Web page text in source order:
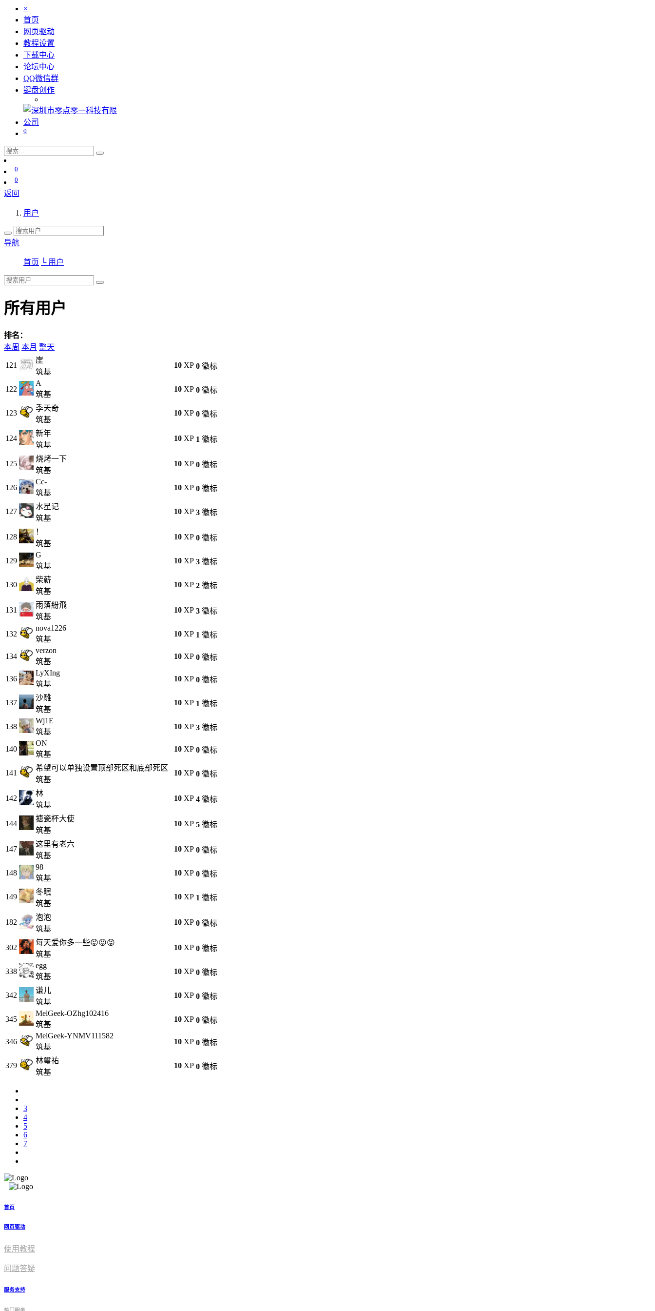
×
首页
网页驱动
教程设置
下载中心
论坛中心
QQ微信群
键盘创作
0
0
0
返回
用户
导航
首页 └ 用户
所有用户
排名：
本周 本月 整天
121
崖
筑基
10 XP 0 徽标
122
A
筑基
10 XP 0 徽标
123
季天奇
筑基
10 XP 0 徽标
124
新年
筑基
10 XP 1 徽标
125
烧烤一下
筑基
10 XP 0 徽标
126
Cc-
筑基
10 XP 0 徽标
127
水星记
筑基
10 XP 3 徽标
128
！
筑基
10 XP 0 徽标
129
G
筑基
10 XP 3 徽标
130
柴薪
筑基
10 XP 2 徽标
131
雨落紛飛
筑基
10 XP 3 徽标
132
nova1226
筑基
10 XP 1 徽标
134
verzon
筑基
10 XP 0 徽标
136
LyXIng
筑基
10 XP 0 徽标
137
沙雕
筑基
10 XP 1 徽标
138
Wj1E
筑基
10 XP 3 徽标
140
ON
筑基
10 XP 0 徽标
141
希望可以单独设置顶部死区和底部死区
筑基
10 XP 0 徽标
142
林
筑基
10 XP 4 徽标
144
搪瓷杯大使
筑基
10 XP 5 徽标
147
这里有老六
筑基
10 XP 0 徽标
148
98
筑基
10 XP 0 徽标
149
冬眠
筑基
10 XP 1 徽标
182
泡泡
筑基
10 XP 0 徽标
302
每天爱你多一些😝😝😝
筑基
10 XP 0 徽标
338
egg
筑基
10 XP 0 徽标
342
谦儿
筑基
10 XP 0 徽标
345
MelGeek-OZhg102416
筑基
10 XP 0 徽标
346
MelGeek-YNMV111582
筑基
10 XP 0 徽标
379
林璽祐
筑基
10 XP 0 徽标
3
4
5
6
7
首页
网页驱动
使用教程​
问题答疑
服务支持